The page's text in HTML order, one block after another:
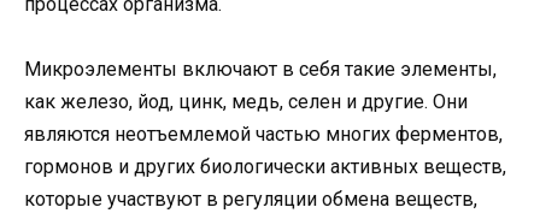
Микроэлементы включают в себя такие элементы,
как железо, йод, цинк, медь, селен и другие. Они
являются неотъемлемой частью многих ферментов,
гормонов и других биологически активных веществ,
которые участвуют в регуляции обмена веществ,